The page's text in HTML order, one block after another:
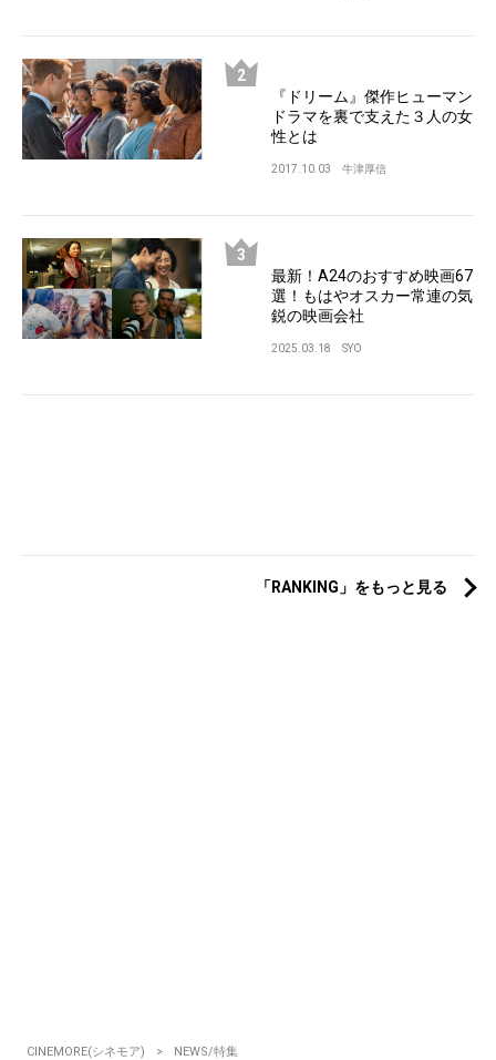
『ドリーム』傑作ヒューマン
ドラマを裏で支えた３人の女
性とは
2017.10.03 牛津厚信
最新！A24のおすすめ映画67
選！もはやオスカー常連の気
鋭の映画会社
2025.03.18 SYO
「RANKING」をもっと見る
CINEMORE(シネモア)
NEWS/特集